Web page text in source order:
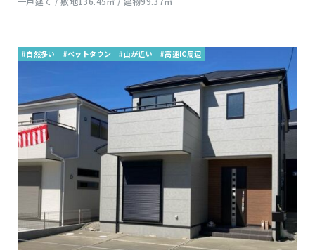
#自然多い #ベットタウン #山が近い #高速IC周辺